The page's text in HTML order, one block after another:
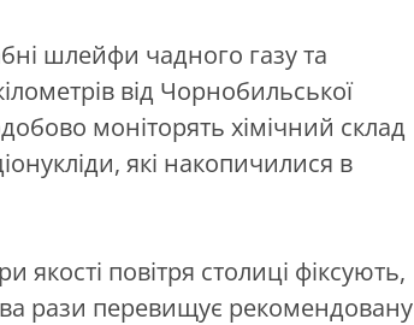
шлейфи чадного газу та
від Чорнобильської
моніторять хімічний склад
які накопичилися в
повітря столиці фіксують,
рази перевищує рекомендовану